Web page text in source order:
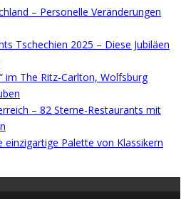
– Personelle Veränderungen
Tschechien 2025 – Diese Jubiläen
im The Ritz-Carlton, Wolfsburg
– 82 Sterne-Restaurants mit
einzigartige Palette von Klassikern